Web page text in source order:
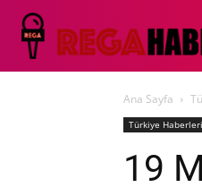
Ana Sayfa
Türkiye Haberleri
19